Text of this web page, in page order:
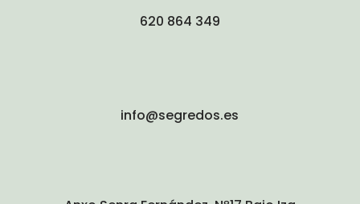
620 864 349
info@segredos.es